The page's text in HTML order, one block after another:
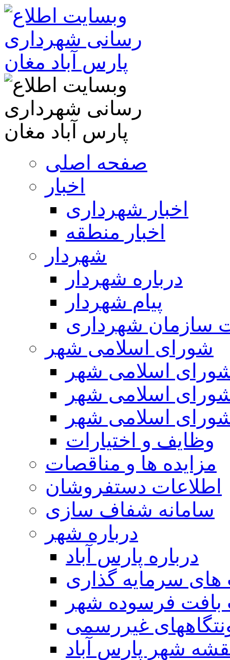
صفحه اصلی
اخبار
اخبار شهرداری
اخبار منطقه
شهردار
درباره شهردار
پیام شهردار
سازمان شهرداری
شورای اسلامی شهر
اسلامی شهر
اسلامی شهر
اسلامی شهر
وظایف و اختیارات
مزایده ها و مناقصات
اطلاعات دستفروشان
سامانه شفاف سازی
درباره شهر
درباره پارس آباد
سرمایه گذاری
بافت فرسوده شهر
غیررسمی
شهر پارس آباد